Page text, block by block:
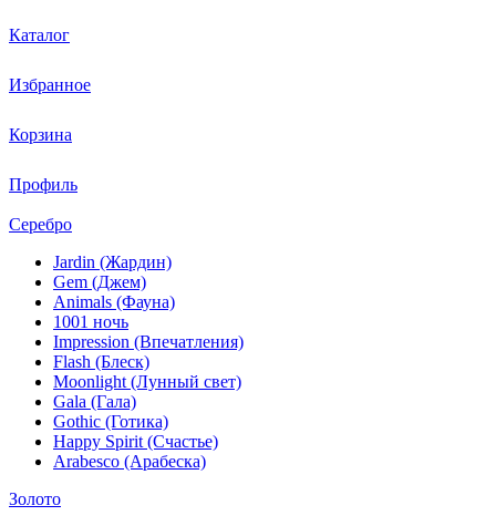
Каталог
Избранное
Корзина
Профиль
Серебро
Jardin (Жардин)
Gem (Джем)
Animals (Фауна)
1001 ночь
Impression (Впечатления)
Flash (Блеск)
Moonlight (Лунный свет)
Gala (Гала)
Gothic (Готика)
Happy Spirit (Счастье)
Arabesco (Арабеска)
Золото